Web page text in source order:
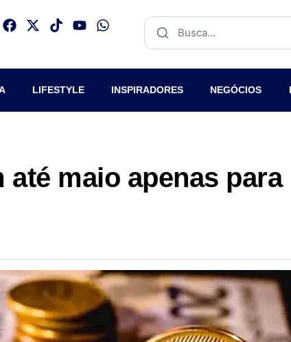
LIFESTYLE INSPIRADORES NEGÓCIOS
maio apenas para